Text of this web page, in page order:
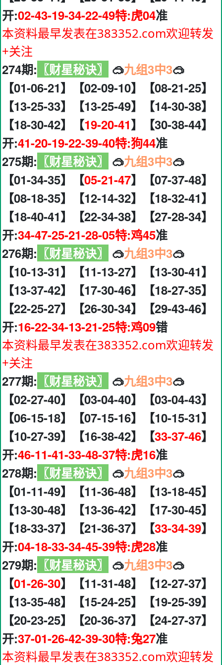
开:02-43-19-34-22-49特:虎04准
本资料最早发表在383352.com欢迎转发
+关注
274期: 〖财星秘诀〗 🥽九组3中3🥽
【01-06-21】【02-09-10】【08-21-25】
【13-25-33】【13-25-49】【14-30-38】
【18-30-42】【19-20-41】【30-38-44】
开:41-20-19-22-39-40特:狗44准
275期: 〖财星秘诀〗 🥽九组3中3🥽
【01-34-35】【05-21-47】【07-37-48】
【08-18-35】【12-14-32】【18-32-41】
【18-40-41】【22-34-38】【27-28-34】
开:34-47-25-21-28-05特:鸡45准
276期: 〖财星秘诀〗 🥽九组3中3🥽
【10-13-31】【11-13-27】【13-30-41】
【13-37-42】【17-30-46】【18-27-35】
【22-25-27】【26-30-34】【29-43-46】
开:16-22-34-13-21-25特:鸡09错
本资料最早发表在383352.com欢迎转发
+关注
277期: 〖财星秘诀〗 🥽九组3中3🥽
【02-27-40】【03-04-40】【03-04-43】
【06-15-18】【07-15-16】【10-15-31】
【10-27-39】【16-38-42】【33-37-46】
开:46-11-41-33-48-37特:虎16准
278期: 〖财星秘诀〗 🥽九组3中3🥽
【01-11-49】【11-36-48】【13-18-45】
【13-30-48】【13-36-42】【17-30-45】
【18-33-37】【21-36-37】【33-34-39】
开:04-18-33-34-45-39特:虎28准
279期: 〖财星秘诀〗 🥽九组3中3🥽
【01-26-30】【11-31-48】【12-27-37】
【13-35-48】【15-24-25】【19-25-39】
【20-23-25】【20-36-37】【24-27-37】
开:37-01-26-42-39-30特:兔27准
本资料最早发表在383352.com欢迎转发